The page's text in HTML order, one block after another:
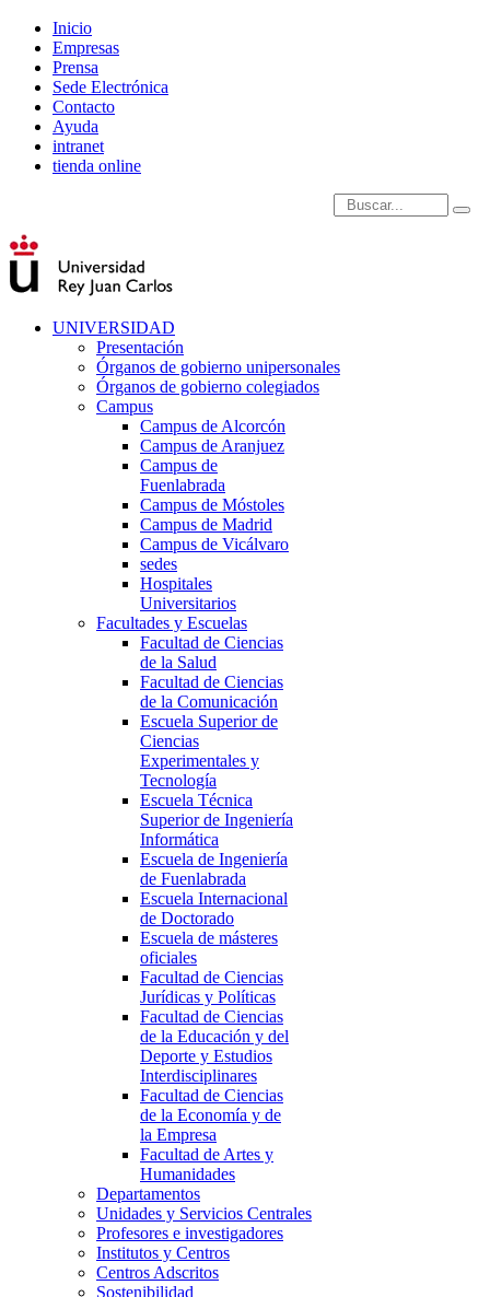
Inicio
Empresas
Prensa
Sede Electrónica
Contacto
Ayuda
intranet
tienda online
Introduce términos de
UNIVERSIDAD
Presentación
Órganos de gobierno unipersonales
Órganos de gobierno colegiados
Campus
Campus de Alcorcón
Campus de Aranjuez
Campus de
Fuenlabrada
Campus de Móstoles
Campus de Madrid
Campus de Vicálvaro
sedes
Hospitales
Universitarios
Facultades y Escuelas
Facultad de Ciencias
de la Salud
Facultad de Ciencias
de la Comunicación
Escuela Superior de
Ciencias
Experimentales y
Tecnología
Escuela Técnica
Superior de Ingeniería
Informática
Escuela de Ingeniería
de Fuenlabrada
Escuela Internacional
de Doctorado
Escuela de másteres
oficiales
Facultad de Ciencias
Jurídicas y Políticas
Facultad de Ciencias
de la Educación y del
Deporte y Estudios
Interdisciplinares
Facultad de Ciencias
de la Economía y de
la Empresa
Facultad de Artes y
Humanidades
Departamentos
Unidades y Servicios Centrales
Profesores e investigadores
Institutos y Centros
Centros Adscritos
Sostenibilidad